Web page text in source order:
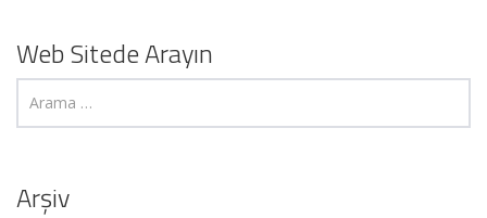
Web Sitede Arayın
Arşiv